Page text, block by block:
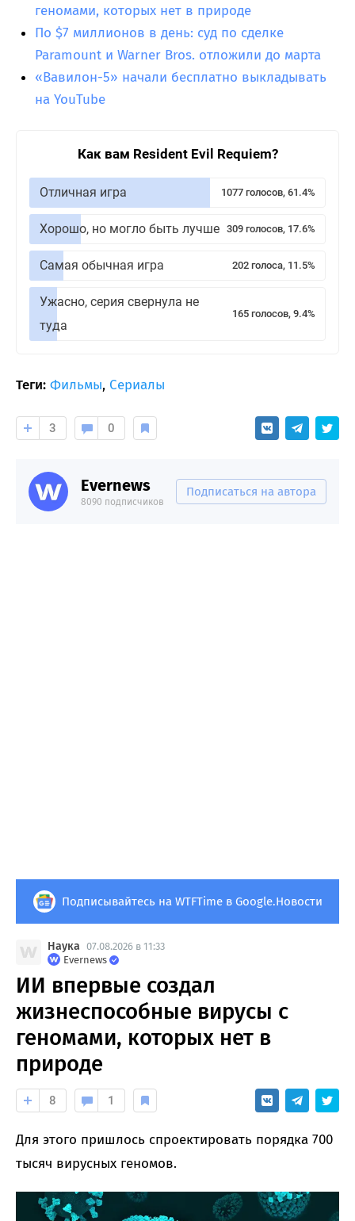
геномами, которых нет в природе
По $7 миллионов в день: суд по сделке
Paramount и Warner Bros. отложили до марта
«Вавилон-5» начали бесплатно выкладывать
на YouTube
Как вам Resident Evil Requiem?
Отличная игра 1077 голосов, 61.4%
Хорошо, но могло быть лучше 309 голосов, 17.6%
Самая обычная игра 202 голоса, 11.5%
Ужасно, серия свернула не
туда
165 голосов, 9.4%
Теги: Фильмы, Сериалы
3 0
Evernews
8090 подписчиков
Подписаться на автора
Подписывайтесь на WTFTime в Google.Новости
Наука 07.08.2026 в 11:33
Evernews
ИИ впервые создал
жизнеспособные вирусы с
геномами, которых нет в
природе
8 1
Для этого пришлось спроектировать порядка 700
тысяч вирусных геномов.